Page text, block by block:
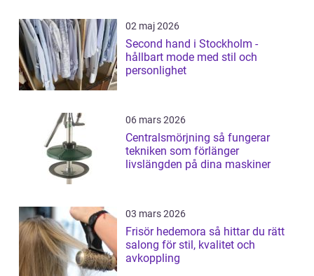
02 maj 2026
Second hand i Stockholm -
hållbart mode med stil och
personlighet
06 mars 2026
Centralsmörjning så fungerar
tekniken som förlänger
livslängden på dina maskiner
03 mars 2026
Frisör hedemora så hittar du rätt
salong för stil, kvalitet och
avkoppling